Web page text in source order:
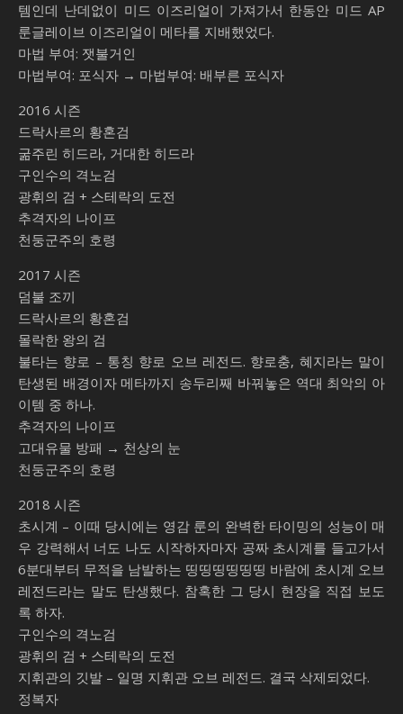
템인데 난데없이 미드 이즈리얼이 가져가서 한동안 미드 AP
룬글레이브 이즈리얼이 메타를 지배했었다.
마법 부여: 잿불거인
마법부여: 포식자 → 마법부여: 배부른 포식자
2016 시즌
드락사르의 황혼검
굶주린 히드라, 거대한 히드라
구인수의 격노검
광휘의 검 + 스테락의 도전
추격자의 나이프
천둥군주의 호령
2017 시즌
덤불 조끼
드락사르의 황혼검
몰락한 왕의 검
불타는 향로 – 통칭 향로 오브 레전드. 향로충, 혜지라는 말이
탄생된 배경이자 메타까지 송두리째 바꿔놓은 역대 최악의 아
이템 중 하나.
추격자의 나이프
고대유물 방패 → 천상의 눈
천둥군주의 호령
2018 시즌
초시계 – 이때 당시에는 영감 룬의 완벽한 타이밍의 성능이 매
우 강력해서 너도 나도 시작하자마자 공짜 초시계를 들고가서
6분대부터 무적을 남발하는 띵띵띵띵띵띵 바람에 초시계 오브
레전드라는 말도 탄생했다. 참혹한 그 당시 현장을 직접 보도
록 하자.
구인수의 격노검
광휘의 검 + 스테락의 도전
지휘관의 깃발 – 일명 지휘관 오브 레전드. 결국 삭제되었다.
정복자